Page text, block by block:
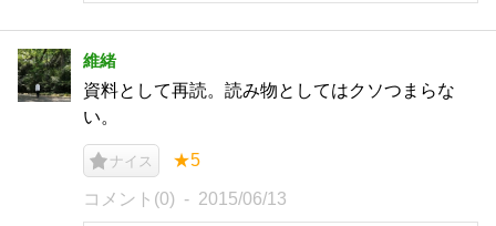
維緒
資料として再読。読み物としてはクソつまらな
い。
ナイス ★5
コメント(0) 2015/06/13